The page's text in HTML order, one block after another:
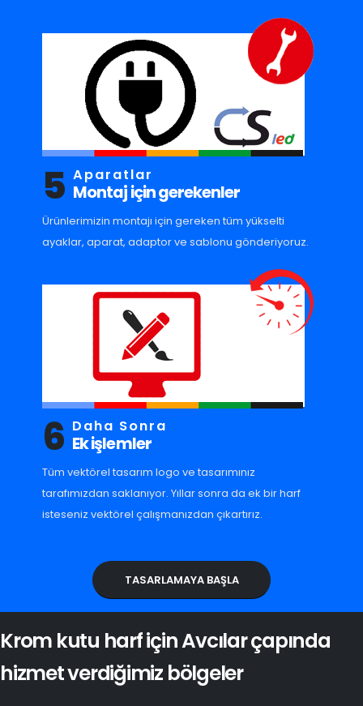
5 Aparatlar
Montaj için gerekenler
Ürünlerimizin montajı için gereken tüm yükselti
ayaklar, aparat, adaptor ve sablonu gönderiyoruz.
6 Daha Sonra
Ek işlemler
Tüm vektörel tasarım logo ve tasarımınız
tarafımızdan saklanıyor. Yıllar sonra da ek bir harf
isteseniz vektörel çalışmanızdan çıkartırız.
TASARLAMAYA BAŞLA
Krom kutu harf için Avcılar çapında
hizmet verdiğimiz bölgeler